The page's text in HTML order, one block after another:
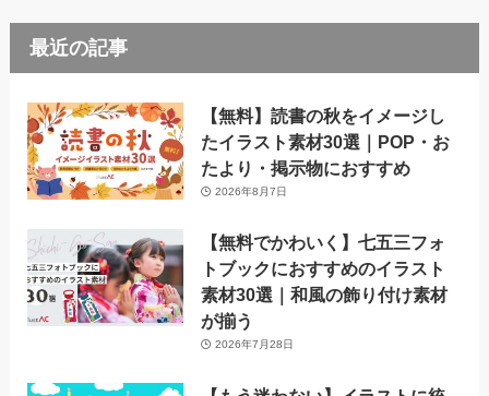
最近の記事
【無料】読書の秋をイメージし
たイラスト素材30選｜POP・お
たより・掲示物におすすめ
2026年8月7日
【無料でかわいく】七五三フォ
トブックにおすすめのイラスト
素材30選｜和風の飾り付け素材
が揃う
2026年7月28日